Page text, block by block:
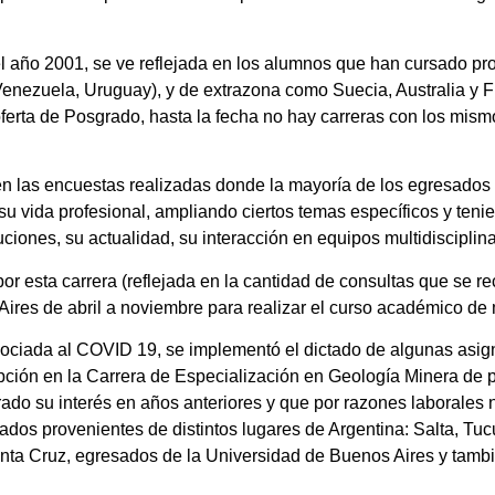
2001, se ve reflejada en los alumnos que han cursado
Uruguay), y de extrazona como Suecia, Australia y
de Posgrado, hasta la fecha no hay carreras con los
las encuestas realizadas donde la mayoría de los
vida profesional, ampliando ciertos temas específicos y
su actualidad, su interacción en equipos
esta carrera (reflejada en la cantidad de consultas que se
de abril a noviembre para realizar el curso académico
al COVID 19, se implementó el dictado de algunas
en la Carrera de Especialización en Geología Minera de
su interés en años anteriores y que por razones laborales
provenientes de distintos lugares de Argentina: Salta,
Cruz, egresados de la Universidad de Buenos Aires y